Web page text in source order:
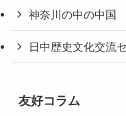
神奈川の中の中国
日中歴史文化交流
友好コラム